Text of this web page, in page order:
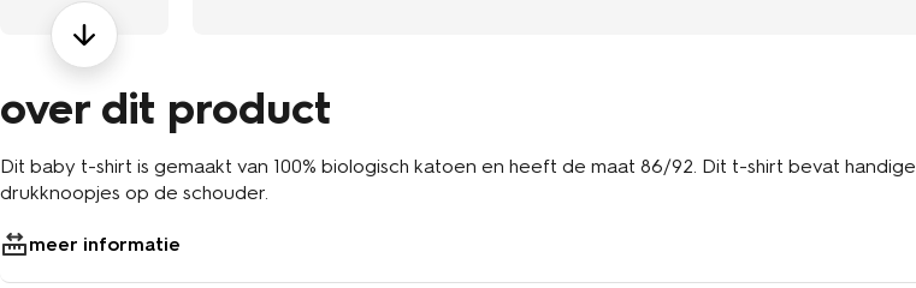
over dit product
Dit baby t-shirt is gemaakt van 100% biologisch katoen en heeft de maat 86/92. Dit t-shirt bevat handige
drukknoopjes op de schouder.
meer informatie